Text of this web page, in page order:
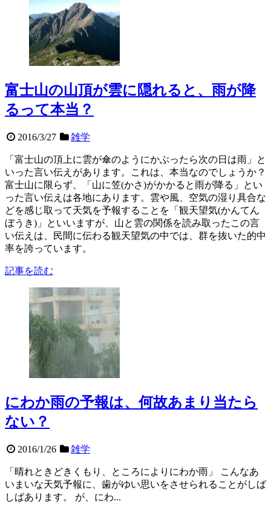
富士山の山頂が雲に隠れると、雨が降
るって本当？
2016/3/27 雑学
「富士山の頂上に雲が傘のようにかぶったら次の日は雨」と
いった言い伝えがあります。これは、本当なのでしょうか？
富士山に限らず、「山に笠(かさ)がかかると雨が降る」とい
った言い伝えは各地にあります。雲や風、空気の湿り具合な
どを感じ取って天気を予報することを「観天望気(かんてん
ぼうき)」といいますが、山と雲の関係を読み取ったこの言
い伝えは、民間に伝わる観天望気の中では、群を抜いた的中
率を誇っています。
記事を読む
にわか雨の予報は、何故あまり当たら
ない？
2016/1/26 雑学
「晴れときどきくもり、ところによりにわか雨」 こんなあ
いまいな天気予報に、歯がゆい思いをさせられることがしば
しばあります。 が、にわ...